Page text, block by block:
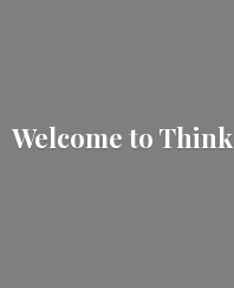
Welcome to Think